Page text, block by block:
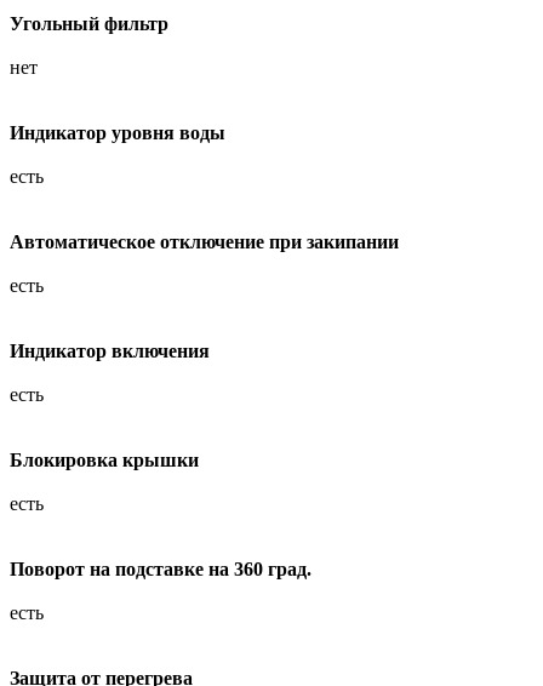
Угольный фильтр
нет
Индикатор уровня воды
есть
Автоматическое отключение при закипании
есть
Индикатор включения
есть
Блокировка крышки
есть
Поворот на подставке на 360 град.
есть
Защита от перегрева